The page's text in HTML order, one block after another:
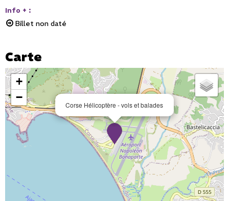
Info + :
Billet non daté
Carte
Corse Hélicoptère - vols et balades
+
−